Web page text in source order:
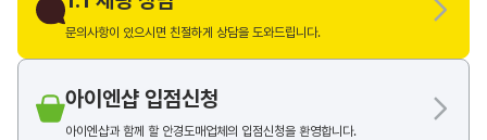
문의사항이 있으시면 친절하게 상담을 도와드립니다.
아이엔샵 입점신청
아이엔샵과 함께 할 안경도매업체의 입점신청을 환영합니다.